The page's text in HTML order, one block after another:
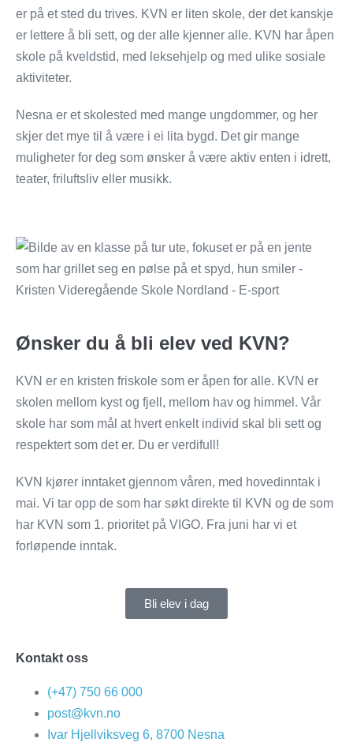
er på et sted du trives. KVN er liten skole, der det kanskje
er lettere å bli sett, og der alle kjenner alle. KVN har åpen
skole på kveldstid, med leksehjelp og med ulike sosiale
aktiviteter.
Nesna er et skolested med mange ungdommer, og her
skjer det mye til å være i ei lita bygd. Det gir mange
muligheter for deg som ønsker å være aktiv enten i idrett,
teater, friluftsliv eller musikk.
Ønsker du å bli elev ved KVN?
KVN er en kristen friskole som er åpen for alle. KVN er
skolen mellom kyst og fjell, mellom hav og himmel. Vår
skole har som mål at hvert enkelt individ skal bli sett og
respektert som det er. Du er verdifull!
KVN kjører inntaket gjennom våren, med hovedinntak i
mai. Vi tar opp de som har søkt direkte til KVN og de som
har KVN som 1. prioritet på VIGO. Fra juni har vi et
forløpende inntak.
Bli elev i dag
Kontakt oss
(+47) 750 66 000
post@kvn.no
Ivar Hjellviksveg 6, 8700 Nesna